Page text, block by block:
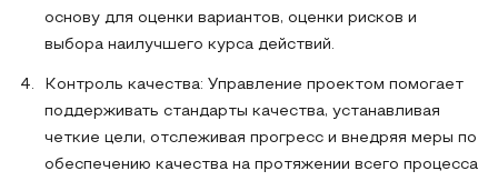
основу для оценки вариантов, оценки рисков и
выбора наилучшего курса действий.
Контроль качества: Управление проектом помогает
поддерживать стандарты качества, устанавливая
четкие цели, отслеживая прогресс и внедряя меры по
обеспечению качества на протяжении всего процесса